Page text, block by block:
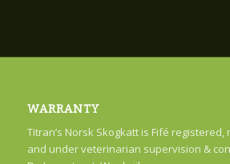
WARRANTY
Titran’s Norsk Skogkatt is Fifé registered,
and under veterinarian supervision &